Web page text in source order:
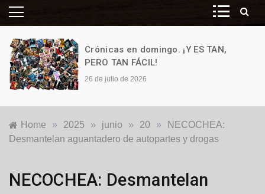
Crónicas en domingo. ¡Y ES TAN,
PERO TAN FÁCIL!
26 de julio de 2026
Home » 2025 » junio » 20 »
NECOCHEA:
Desmantelan aguantadero de autopartes y drogas
Policiales
yNECOCHEA: Desmantelan